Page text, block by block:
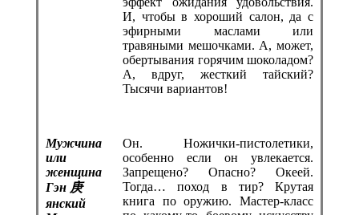
И, чтобы в хороший салон, да с
эфирными маслами или
травяными мешочками. А, может,
обертывания горячим шоколадом?
А, вдруг, жесткий тайский?
Тысячи вариантов!
Мужчина
или
женщина
Гэн 庚
янский
Он. Ножички-пистолетики,
особенно если он увлекается.
Запрещено? Опасно? Океей.
Тогда… поход в тир? Крутая
книга по оружию. Мастер-класс